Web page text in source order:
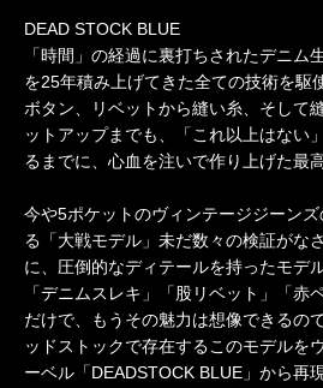
DEAD STOCK BLUE
「時間」の経過に裏打ちされたデニム
を25年積み上げてきた全ての技術を駆
ボタン、リベットから縫い糸、そして
ットアップまでも、「これ以上はない
るまでに、心血を注いで作り上げた最
今や5ポケットのヴィンテージジーン
る「大戦モデル」未だ数々の検証がな
に、圧倒的なディテールを持ったモデ
「デニムスレキ」「股リベット」「赤
だけで、もうその魅力は想像できる
ッドストックで存在するこのモデルを
ーベル「DEADSTOCK BLUE」から再現